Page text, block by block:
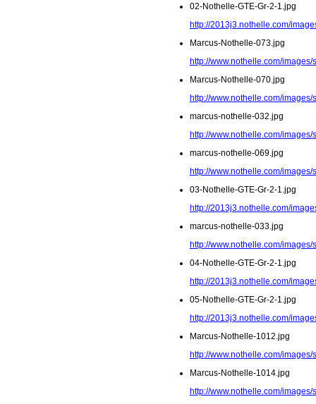
02-Nothelle-GTE-Gr-2-1.jpg
http://2013j3.nothelle.com/
Marcus-Nothelle-073.jpg
http://www.nothelle.com/
Marcus-Nothelle-070.jpg
http://www.nothelle.com/
marcus-nothelle-032.jpg
http://www.nothelle.com/
marcus-nothelle-069.jpg
http://www.nothelle.com/
03-Nothelle-GTE-Gr-2-1.jpg
http://2013j3.nothelle.com/
marcus-nothelle-033.jpg
http://www.nothelle.com/
04-Nothelle-GTE-Gr-2-1.jpg
http://2013j3.nothelle.com/
05-Nothelle-GTE-Gr-2-1.jpg
http://2013j3.nothelle.com/
Marcus-Nothelle-1012.jpg
http://www.nothelle.com/
Marcus-Nothelle-1014.jpg
http://www.nothelle.com/